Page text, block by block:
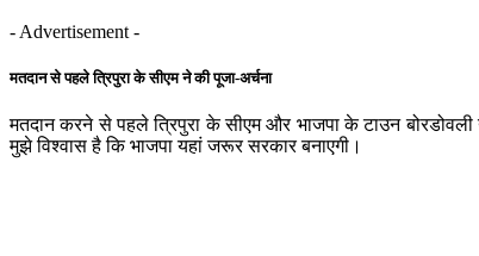
- Advertisement -
मतदान से पहले त्रिपुरा के सीएम ने की पूजा-अर्चना
मतदान करने से पहले त्रिपुरा के सीएम और भाजपा के टाउन
मुझे विश्वास है कि भाजपा यहां जरूर सरकार बनाएगी।